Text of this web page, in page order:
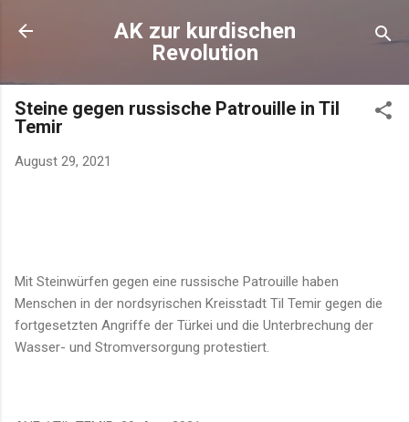
Direkt zum Hauptbereich
AK zur kurdischen
Revolution
Steine gegen russische Patrouille in Til
Temir
August 29, 2021
Mit Steinwürfen gegen eine russische Patrouille haben
Menschen in der nordsyrischen Kreisstadt Til Temir gegen die
fortgesetzten Angriffe der Türkei und die Unterbrechung der
Wasser- und Stromversorgung protestiert.